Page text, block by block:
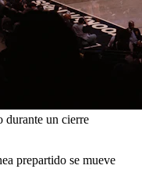
durante un cierre
prepartido se mueve